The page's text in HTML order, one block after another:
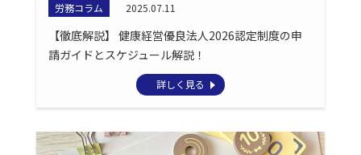
労務コラム 2025.07.11
【徹底解説】 健康経営優良法人2026認定制度の申
請ガイドとスケジュール解説！
詳しく見る